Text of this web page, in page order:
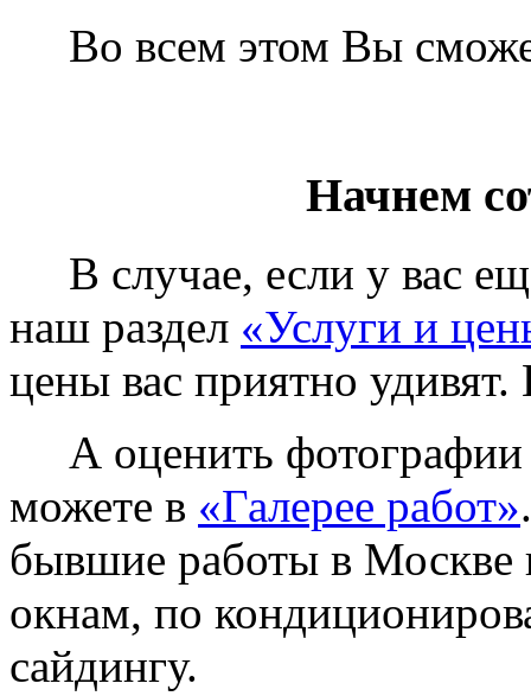
Во всем этом Вы
Начнем
В случае, если у вас
наш раздел «Услуги и
цены вас приятно
А оценить фотографии
можете в «Галерее работ»
бывшие работы в Москве
окнам, по
сайдингу.